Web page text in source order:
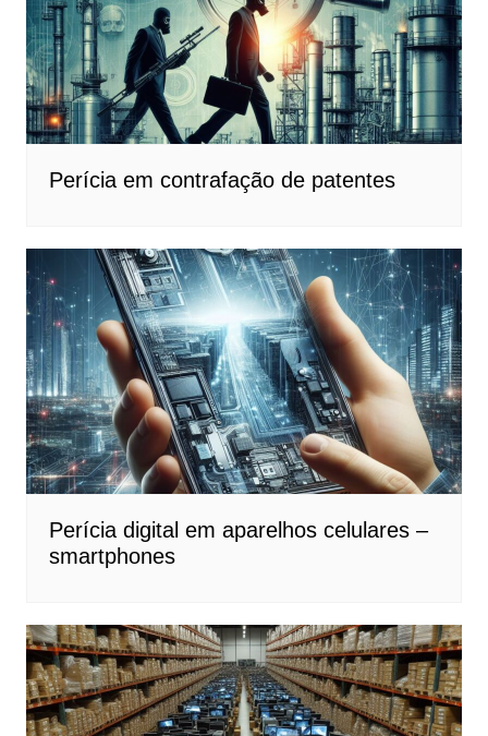
Perícia em contrafação de patentes
Perícia digital em aparelhos celulares –
smartphones